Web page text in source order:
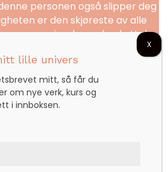
personen også slipper deg
er den skjøreste av alle
næring, lys og beskyttelse
til å vokse. Jeg laget dette
forelsket. Men den jeg elsket
fortid og klarte ikke å åpne
når den ene parten er redd
ingen. Kjærligheten gjør ikke
som gjør vondt.
lille univers
mitt, så får du
om nye verk, kurs og
i innboksen.
X